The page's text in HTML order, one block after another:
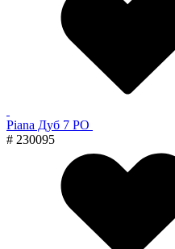
Piana Дуб 7 PO
# 230095